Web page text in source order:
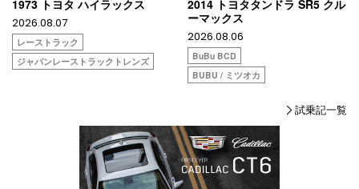
1973 トヨタ ハイラックス
2026.08.07
レーストラック
ジャパンレーストラックトレンズ
2014 トヨタタンドラ SR5 クル
ーマックス
2026.08.06
BuBu BCD
BUBU / ミツオカ
試乗記一覧